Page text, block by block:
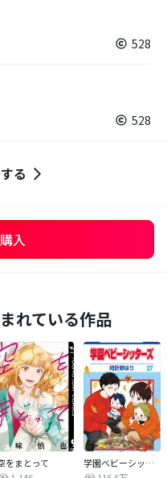
528
528
る
入
れている作品
をまとって
学園ベビーシッターズ